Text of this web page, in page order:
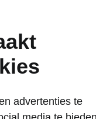
advertenties te